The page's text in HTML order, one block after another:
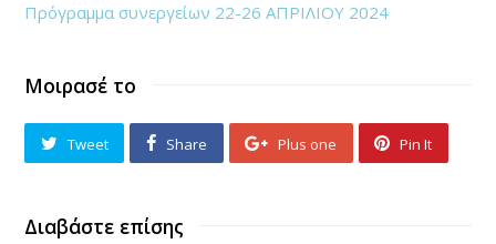
Πρόγραμμα συνεργείων 22-26 ΑΠΡΙΛΙΟΥ 2024
Μοιρασέ το
Tweet Share Plus one Pin It
Διαβάστε επίσης